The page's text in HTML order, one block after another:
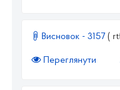
Висновок - 3157 (
Переглянути